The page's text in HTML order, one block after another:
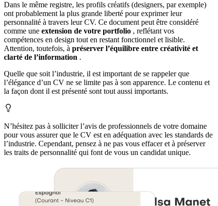
Dans le même registre, les profils créatifs (designers, par exemple)
ont probablement la plus grande liberté pour exprimer leur
personnalité à travers leur CV. Ce document peut être considéré
comme une extension de votre portfolio , reflétant vos
compétences en design tout en restant fonctionnel et lisible.
Attention, toutefois, à préserver l’équilibre entre créativité et
clarté de l’information .
Quelle que soit l’industrie, il est important de se rappeler que
l’élégance d’un CV ne se limite pas à son apparence. Le contenu et
la façon dont il est présenté sont tout aussi importants.
N’hésitez pas à solliciter l’avis de professionnels de votre domaine
pour vous assurer que le CV est en adéquation avec les standards de
l’industrie. Cependant, pensez à ne pas vous effacer et à préserver
les traits de personnalité qui font de vous un candidat unique.